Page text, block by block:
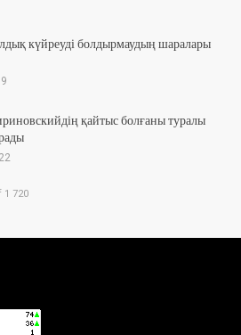
күйреуді болдырмаудың шаралары
қайтыс болғаны туралы
1 720